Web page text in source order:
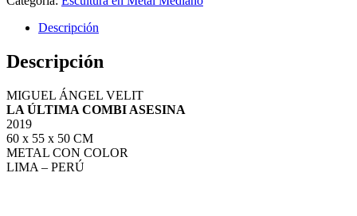
Descripción
Descripción
MIGUEL ÁNGEL VELIT
LA ÚLTIMA COMBI ASESINA
2019
60 x 55 x 50 CM
METAL CON COLOR
LIMA – PERÚ